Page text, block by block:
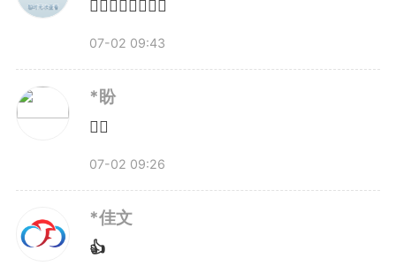
👍🏻👍🏻👍🏻👍🏻
07-02 09:43
*盼
👍🏻
07-02 09:26
*佳文
👍